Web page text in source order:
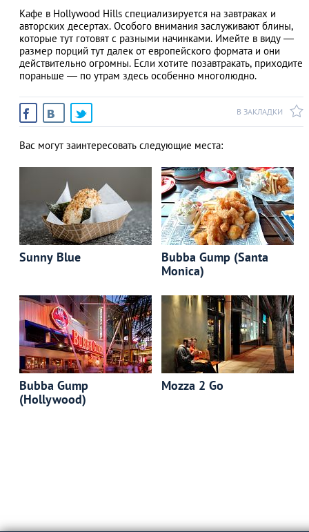
Кафе в Hollywood Hills специализируется на завтраках и
авторских десертах. Особого внимания заслуживают блины,
которые тут готовят с разными начинками. Имейте в виду ―
размер порций тут далек от европейского формата и они
действительно огромны. Если хотите позавтракать, приходите
пораньше ― по утрам здесь особенно многолюдно.
В ЗАКЛАДКИ
Вас могут заинтересовать следующие места:
Sunny Blue
Bubba Gump (Santa
Monica)
Bubba Gump
(Hollywood)
Mozza 2 Go